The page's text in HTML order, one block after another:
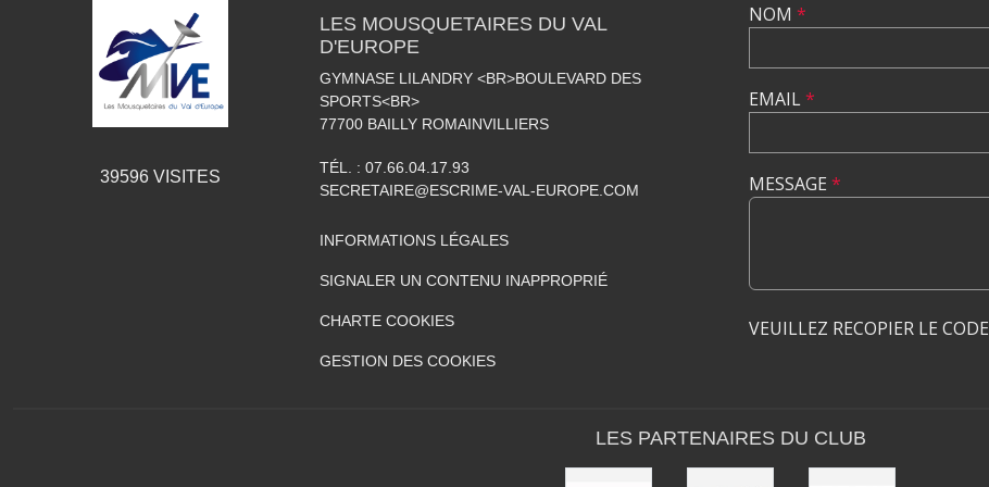
39596VISITES
LES MOUSQUETAIRES DU VAL
D'EUROPE
GYMNASE LILANDRY <BR>BOULEVARD DES
SPORTS<BR>
77700 BAILLY ROMAINVILLIERS
TÉL. : 07.66.04.17.93
SECRETAIRE@ESCRIME-VAL-EUROPE.COM
INFORMATIONS LÉGALES
SIGNALER UN CONTENU INAPPROPRIÉ
CHARTE COOKIES
GESTION DES COOKIES
NOM *
EMAIL*
MESSAGE *
VEUILLEZ RECOPIER LE CODE
LES PARTENAIRES DU CLUB